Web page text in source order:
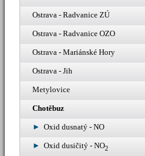
Ostrava - Radvanice ZÚ
Ostrava - Radvanice OZO
Ostrava - Mariánské Hory
Ostrava - Jih
Metylovice
Chotěbuz
Oxid dusnatý - NO
Oxid dusičitý - NO2